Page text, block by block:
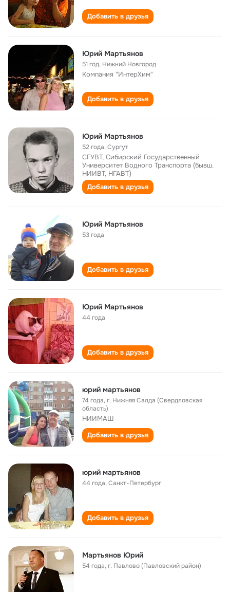
Добавить в друзья
Юрий Мартьянов
51 год, Нижний Новгород
Компания "ИнтерХим"
Добавить в друзья
Юрий Мартьянов
52 года,Сургут
СГУВТ, Сибирский Государственный
Университет Водного Транспорта (бывш.
НИИВТ, НГАВТ)
Добавить в друзья
Юрий Мартьянов
53 года
Добавить в друзья
Юрий Мартьянов
44 года
Добавить в друзья
юрий мартьянов
74 года,г. Нижняя Салда (Свердловская
область)
НИИМАШ
Добавить в друзья
юрий мартьянов
44 года,Санкт-Петербург
Добавить в друзья
Мартьянов Юрий
54 года,г. Павлово (Павловский район)